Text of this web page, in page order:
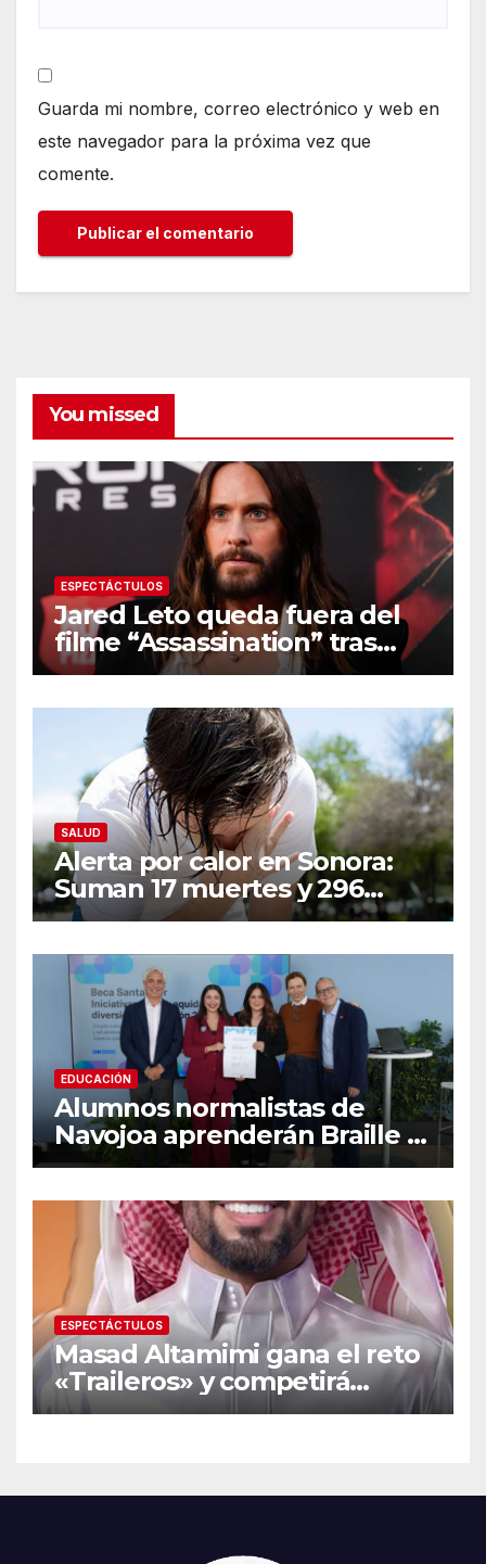
Guarda mi nombre, correo electrónico y web en
este navegador para la próxima vez que
comente.
You missed
ESPECTÁCTULOS
Jared Leto queda fuera del
filme “Assassination” tras
resurgir denuncias de
SALUD
Alerta por calor en Sonora:
Suman 17 muertes y 296
casos; estas son las
señales de alarma
EDUCACIÓN
Alumnos normalistas de
Navojoa aprenderán Braille y
Lengua de Señas tras ganar
ESPECTÁCTULOS
Masad Altamimi gana el reto
«Traileros» y competirá
contra Moisés Peñaloza por